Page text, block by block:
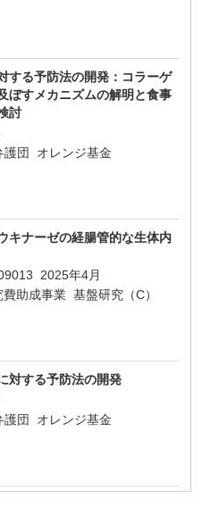
する予防法の開発：コラーゲ
ぼすメカニズムの解明と食事
討
護団 オレンジ基金
キナーゼの経腸管的な生体内
2025年4月
助成事業 基盤研究（C）
対する予防法の開発
護団 オレンジ基金